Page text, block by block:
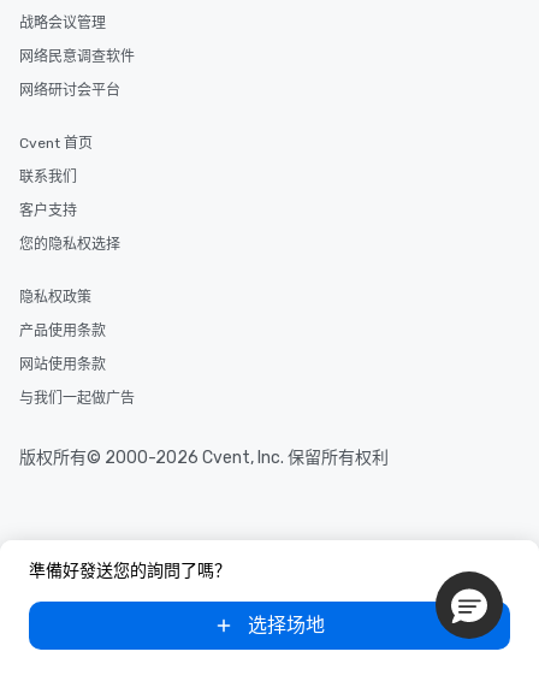
準備好發送您的詢問了嗎？
选择场地
战略会议管理
网络民意调查软件
网络研讨会平台
Cvent 首页
联系我们
客户支持
您的隐私权选择
隐私权政策
产品使用条款
网站使用条款
与我们一起做广告
版权所有© 2000-2026 Cvent, Inc. 保留所有权利